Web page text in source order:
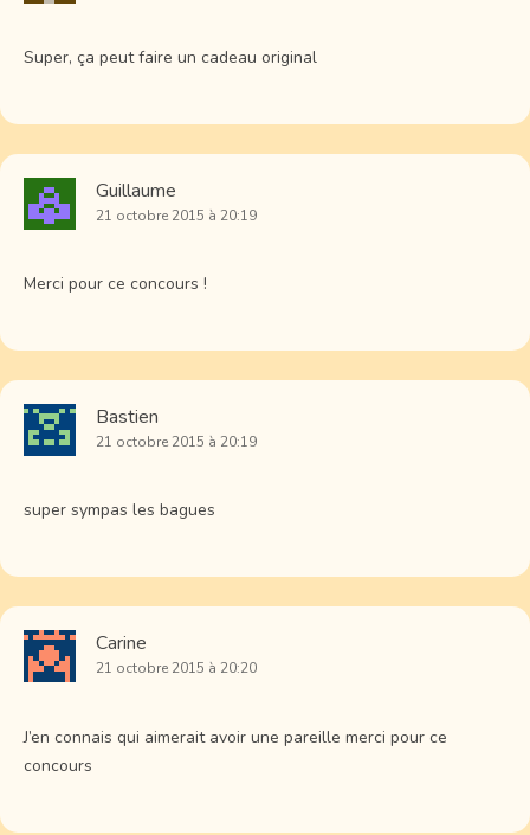
Super, ça peut faire un cadeau original
Guillaume
21 octobre 2015 à 20:19
Merci pour ce concours !
Bastien
21 octobre 2015 à 20:19
super sympas les bagues
Carine
21 octobre 2015 à 20:20
J’en connais qui aimerait avoir une pareille merci pour ce
concours